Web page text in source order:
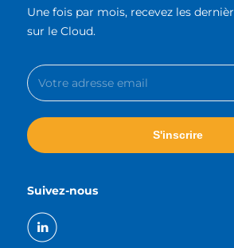
Une fois par mois, recevez les
sur le Cloud.
Suivez-nous